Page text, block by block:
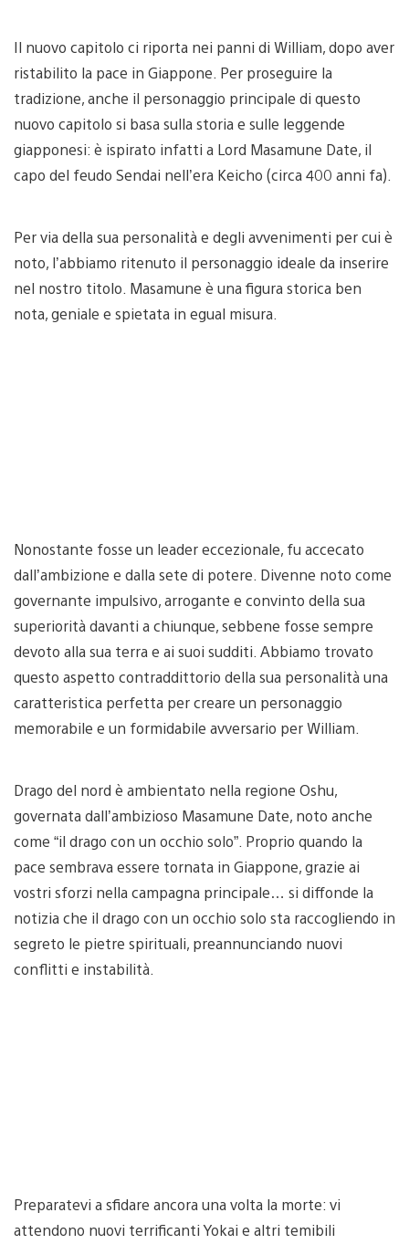
Il nuovo capitolo ci riporta nei panni di William, dopo aver
ristabilito la pace in Giappone. Per proseguire la
tradizione, anche il personaggio principale di questo
nuovo capitolo si basa sulla storia e sulle leggende
giapponesi: è ispirato infatti a Lord Masamune Date, il
capo del feudo Sendai nell’era Keicho (circa 400 anni fa).
Per via della sua personalità e degli avvenimenti per cui è
noto, l’abbiamo ritenuto il personaggio ideale da inserire
nel nostro titolo. Masamune è una figura storica ben
nota, geniale e spietata in egual misura.
Nonostante fosse un leader eccezionale, fu accecato
dall’ambizione e dalla sete di potere. Divenne noto come
governante impulsivo, arrogante e convinto della sua
superiorità davanti a chiunque, sebbene fosse sempre
devoto alla sua terra e ai suoi sudditi. Abbiamo trovato
questo aspetto contraddittorio della sua personalità una
caratteristica perfetta per creare un personaggio
memorabile e un formidabile avversario per William.
Drago del nord è ambientato nella regione Oshu,
governata dall’ambizioso Masamune Date, noto anche
come “il drago con un occhio solo”. Proprio quando la
pace sembrava essere tornata in Giappone, grazie ai
vostri sforzi nella campagna principale… si diffonde la
notizia che il drago con un occhio solo sta raccogliendo in
segreto le pietre spirituali, preannunciando nuovi
conflitti e instabilità.
Preparatevi a sfidare ancora una volta la morte: vi
attendono nuovi terrificanti Yokai e altri temibili